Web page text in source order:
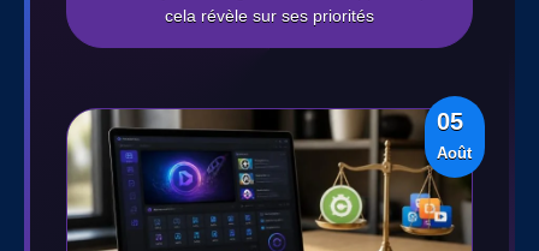
cela révèle sur ses priorités
05
Août